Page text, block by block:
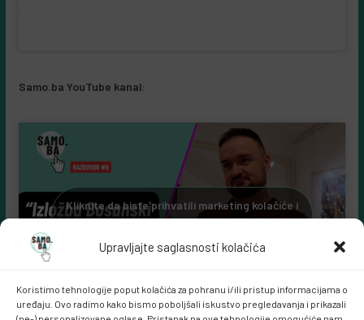
Upravljajte saglasnosti kolačića
Koristimo tehnologije poput kolačića za pohranu i/ili pristup informacijama o
uređaju. Ovo radimo kako bismo poboljšali iskustvo pregledavanja i prikazali
Samo.ba YouTube kanal:
Kliknite da biste prihvatili marketing kolačiće i